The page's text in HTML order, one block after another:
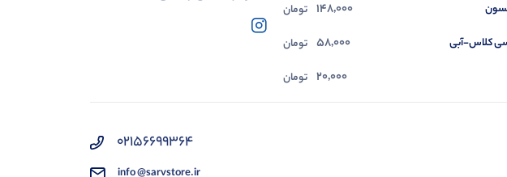
148,000 تومان
58,000 تومان
20,000 تومان
02156699364
info @sarvstore.ir